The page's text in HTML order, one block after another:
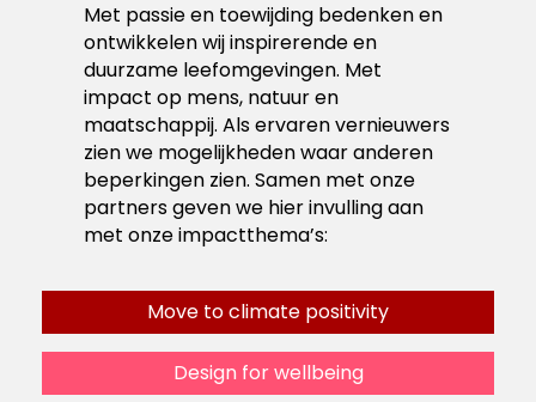
Met passie en toewijding bedenken en
ontwikkelen wij inspirerende en
duurzame leefomgevingen. Met
impact op mens, natuur en
maatschappij. Als ervaren vernieuwers
zien we mogelijkheden waar anderen
beperkingen zien. Samen met onze
partners geven we hier invulling aan
met onze impactthema’s:
Move to climate positivity
Design for wellbeing